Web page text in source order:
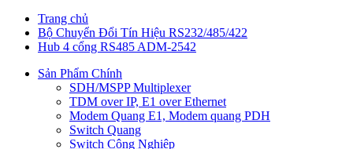
Trang chủ
Bộ Chuyển Đổi Tín Hiệu RS232/485/422
Hub 4 cổng RS485 ADM-2542
Sản Phẩm Chính
SDH/MSPP Multiplexer
TDM over IP, E1 over Ethernet
Modem Quang E1, Modem quang PDH
Switch Quang
Switch Công Nghiệp